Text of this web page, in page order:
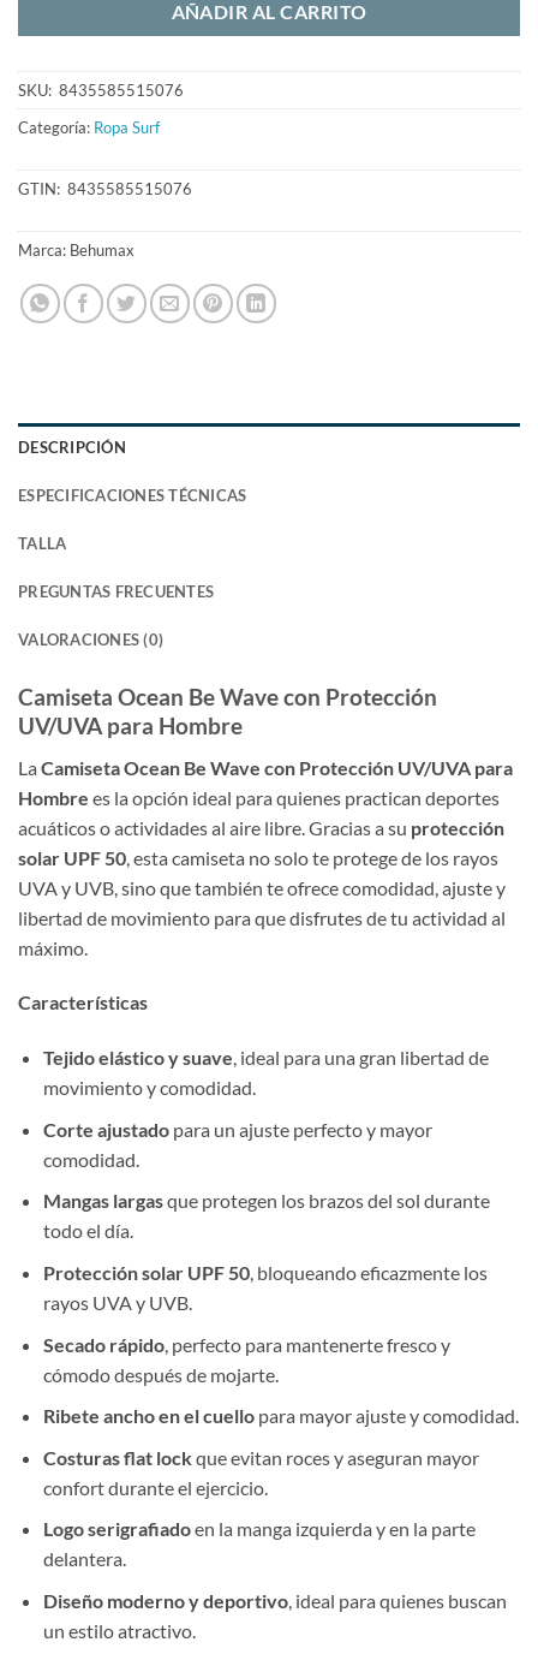
AÑADIR AL CARRITO
SKU: 8435585515076
Categoría: Ropa Surf
GTIN: 8435585515076
Marca: Behumax
DESCRIPCIÓN
ESPECIFICACIONES TÉCNICAS
TALLA
PREGUNTAS FRECUENTES
VALORACIONES (0)
Camiseta Ocean Be Wave con Protección
UV/UVA para Hombre
La Camiseta Ocean Be Wave con Protección UV/UVA para
Hombre es la opción ideal para quienes practican deportes
acuáticos o actividades al aire libre. Gracias a su protección
solar UPF 50 , esta camiseta no solo te protege de los rayos
UVA y UVB, sino que también te ofrece comodidad, ajuste y
libertad de movimiento para que disfrutes de tu actividad al
máximo.
Características
Tejido elástico y suave, ideal para una gran libertad de
movimiento y comodidad.
Corte ajustadopara un ajuste perfecto y mayor
comodidad.
Mangas largasque protegen los brazos del sol durante
todo el día.
Protección solar UPF 50, bloqueando eficazmente los
rayos UVA y UVB.
Secado rápido, perfecto para mantenerte fresco y
cómodo después de mojarte.
Ribete ancho en el cuellopara mayor ajuste y comodidad.
Costuras flat lockque evitan roces y aseguran mayor
confort durante el ejercicio.
Logo serigrafiadoen la manga izquierda y en la parte
delantera.
Diseño moderno y deportivo, ideal para quienes buscan
un estilo atractivo.